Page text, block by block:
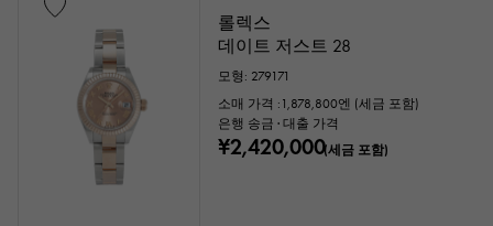
롤렉스
데이트 저스트 28
모형: 279171
소매 가격 : 1,878,800엔 (세금 포함)
은행 송금 · 대출 가격
¥2,420,000(세금 포함)